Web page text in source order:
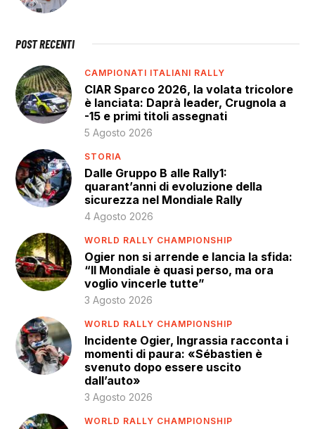
POST RECENTI
CAMPIONATI ITALIANI RALLY
CIAR Sparco 2026, la volata tricolore
è lanciata: Daprà leader, Crugnola a
-15 e primi titoli assegnati
5 Agosto 2026
STORIA
Dalle Gruppo B alle Rally1:
quarant’anni di evoluzione della
sicurezza nel Mondiale Rally
4 Agosto 2026
WORLD RALLY CHAMPIONSHIP
Ogier non si arrende e lancia la sfida:
“Il Mondiale è quasi perso, ma ora
voglio vincerle tutte”
3 Agosto 2026
WORLD RALLY CHAMPIONSHIP
Incidente Ogier, Ingrassia racconta i
momenti di paura: «Sébastien è
svenuto dopo essere uscito
dall’auto»
3 Agosto 2026
WORLD RALLY CHAMPIONSHIP